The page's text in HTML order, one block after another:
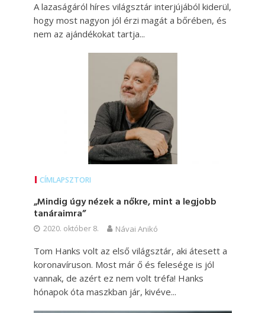
A lazaságáról híres világsztár interjújából kiderül,
hogy most nagyon jól érzi magát a bőrében, és
nem az ajándékokat tartja...
CÍMLAPSZTORI
„Mindig úgy nézek a nőkre, mint a legjobb
tanáraimra”
2020. október 8. Návai Anikó
Tom Hanks volt az első világsztár, aki átesett a
koronavíruson. Most már ő és felesége is jól
vannak, de azért ez nem volt tréfa! Hanks
hónapok óta maszkban jár, kivéve...